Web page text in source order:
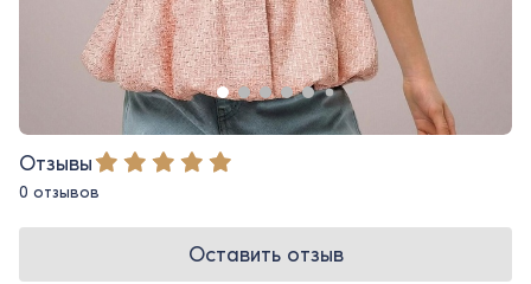
Отзывы
0 отзывов
Оставить отзыв